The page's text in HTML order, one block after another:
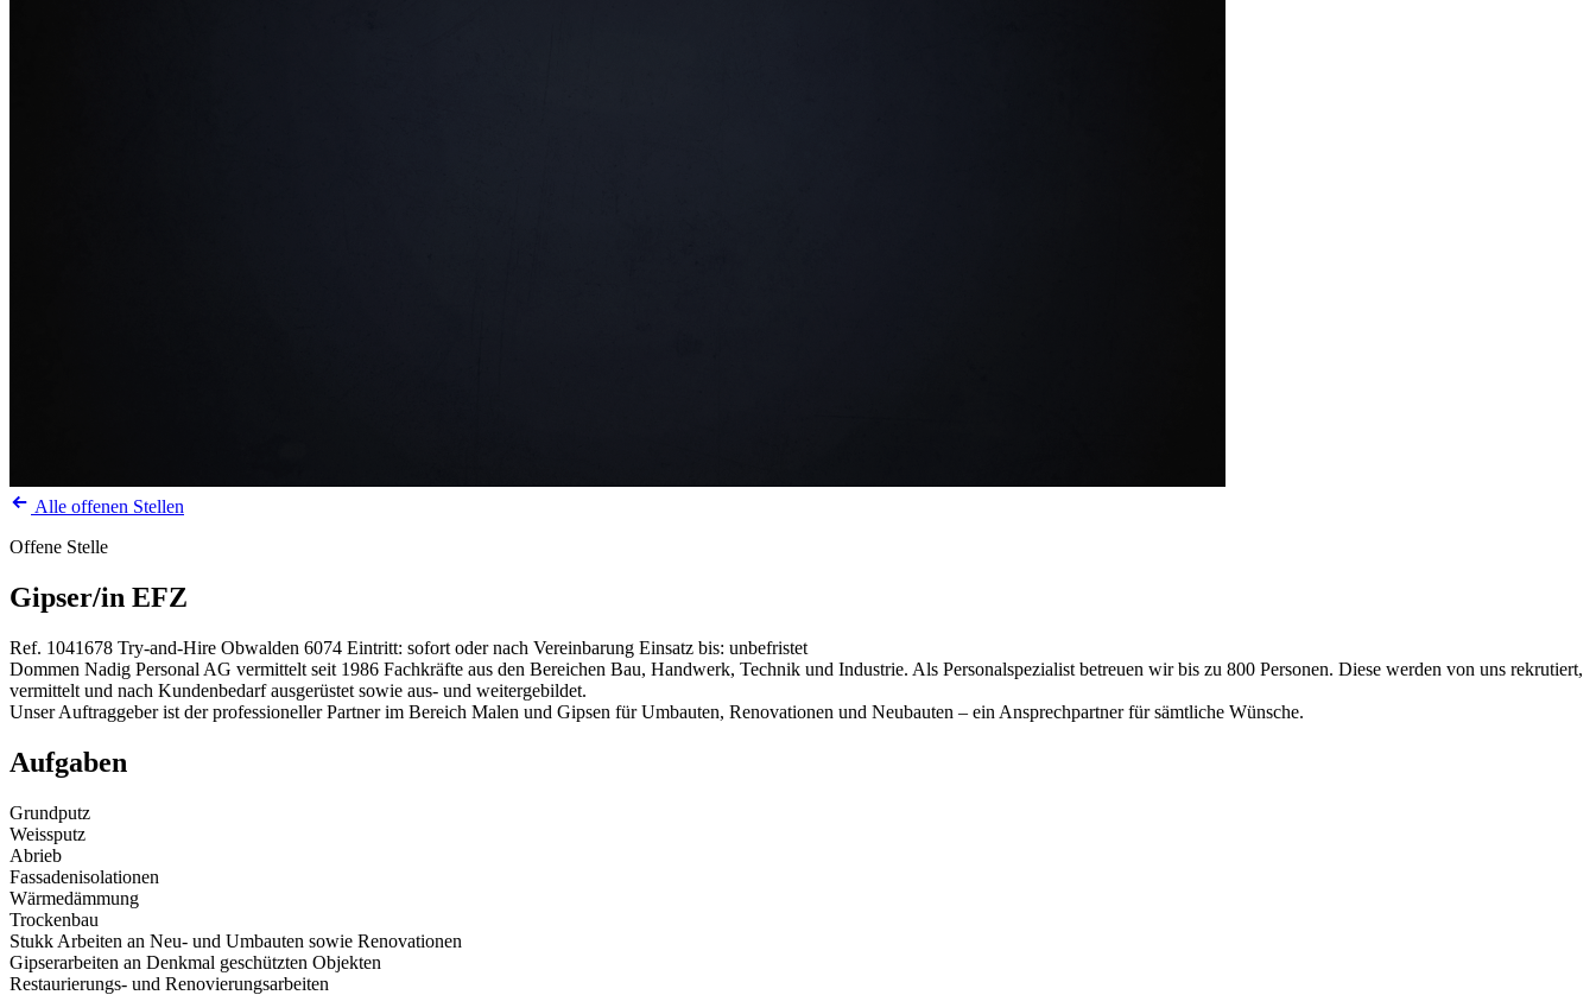
Alle offenen Stellen
Offene Stelle
Gipser/in EFZ
Ref. 1041678 Try-and-Hire Obwalden 6074 Eintritt: sofort oder nach Vereinbarung Einsatz bis: unbefristet
Dommen Nadig Personal AG vermittelt seit 1986 Fachkräfte aus den Bereichen Bau, Handwerk, Technik und Industrie. Als Personalspezialist betreuen wir bis zu 800 Personen. Diese werden von uns rekrutiert,
vermittelt und nach Kundenbedarf ausgerüstet sowie aus- und weitergebildet.
Unser Auftraggeber ist der professioneller Partner im Bereich Malen und Gipsen für Umbauten, Renovationen und Neubauten – ein Ansprechpartner für sämtliche Wünsche.
Aufgaben
Grundputz
Weissputz
Abrieb
Fassadenisolationen
Wärmedämmung
Trockenbau
Stukk Arbeiten an Neu- und Umbauten sowie Renovationen
Gipserarbeiten an Denkmal geschützten Objekten
Restaurierungs- und Renovierungsarbeiten